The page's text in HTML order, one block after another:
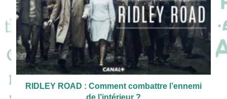
RIDLEY ROAD : Comment combattre l’ennemi
de l’intérieur ?